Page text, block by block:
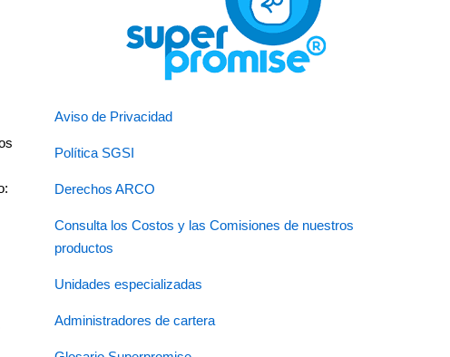
Aviso de Privacidad
Política SGSI
Derechos ARCO
Consulta los Costos y las Comisiones de nuestros
productos
Unidades especializadas
Administradores de cartera